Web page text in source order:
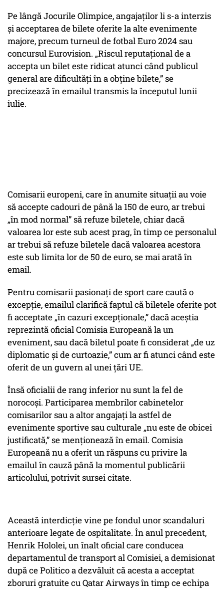
Pe lângă Jocurile Olimpice, angajaților li s-a interzis
și acceptarea de bilete oferite la alte evenimente
majore, precum turneul de fotbal Euro 2024 sau
concursul Eurovision. „Riscul reputațional de a
accepta un bilet este ridicat atunci când publicul
general are dificultăți în a obține bilete,” se
precizează în emailul transmis la începutul lunii
iulie.
Comisarii europeni, care în anumite situații au voie
să accepte cadouri de până la 150 de euro, ar trebui
„în mod normal” să refuze biletele, chiar dacă
valoarea lor este sub acest prag, în timp ce personalul
ar trebui să refuze biletele dacă valoarea acestora
este sub limita lor de 50 de euro, se mai arată în
email.
Pentru comisarii pasionați de sport care caută o
excepție, emailul clarifică faptul că biletele oferite pot
fi acceptate „în cazuri excepționale,” dacă aceștia
reprezintă oficial Comisia Europeană la un
eveniment, sau dacă biletul poate fi considerat „de uz
diplomatic și de curtoazie,” cum ar fi atunci când este
oferit de un guvern al unei țări UE.
Însă oficialii de rang inferior nu sunt la fel de
norocoși. Participarea membrilor cabinetelor
comisarilor sau a altor angajați la astfel de
evenimente sportive sau culturale „nu este de obicei
justificată,” se menționează în email. Comisia
Europeană nu a oferit un răspuns cu privire la
emailul în cauză până la momentul publicării
articolului, potrivit sursei citate.
Această interdicție vine pe fondul unor scandaluri
anterioare legate de ospitalitate. În anul precedent,
Henrik Hololei, un înalt oficial care conducea
departamentul de transport al Comisiei, a demisionat
după ce Politico a dezvăluit că acesta a acceptat
zboruri gratuite cu Qatar Airways în timp ce echipa